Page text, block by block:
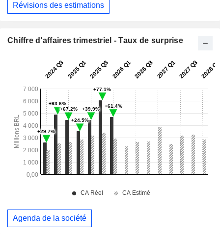
Révisions des estimations
Chiffre d'affaires trimestriel - Taux de surprise
Agenda de la société